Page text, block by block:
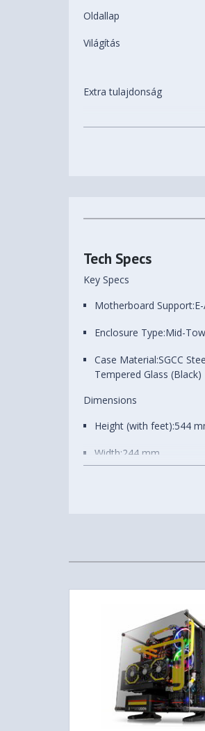
Oldallap
Világítás
Extra tulajdonság
Előlapi (5,25") bővítőhelyek
száma
ventilátorok(12CM) száma
Processzorhűtő maximális
magassága
Videokártya maximális
hossza
Tech Specs
Key Specs
Motherboard Support:
Enclosure Type:Mid-
Case Material:SGCC
Tempered Glass (Black)
Dimensions
Height (with feet):544
Width:244 mm
CPU Cooler Height:Up
Up to 200
Cable Management:Up
Top Mounted 140mm /
57 mm
Front I/O Ports